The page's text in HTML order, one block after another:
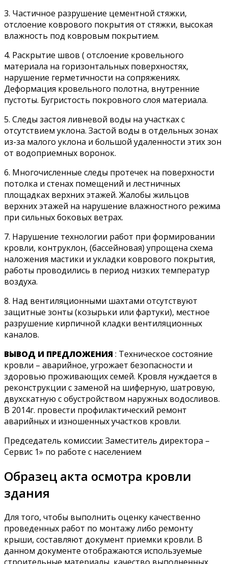
3. Частичное разрушение цементной стяжки,
отслоение коврового покрытия от стяжки, высокая
влажность под ковровым покрытием.
4. Раскрытие швов ( отслоение кровельного
материала на горизонтальных поверхностях,
нарушение герметичности на сопряжениях.
Деформация кровельного полотна, внутренние
пустоты. Бугристость покровного слоя материала.
5. Следы застоя ливневой воды на участках с
отсутствием уклона. Застой воды в отдельных зонах
из-за малого уклона и большой удаленности этих зон
от водоприемных воронок.
6. Многочисленные следы протечек на поверхности
потолка и стенах помещений и лестничных
площадках верхних этажей. Жалобы жильцов
верхних этажей на нарушение влажностного режима
при сильных боковых ветрах.
7. Нарушение технологии работ при формировании
кровли, контруклон, (бассейновая) упрощена схема
наложения мастики и укладки коврового покрытия,
работы проводились в период низких температур
воздуха.
8. Над вентиляционными шахтами отсутствуют
защитные зонты (козырьки или фартуки), местное
разрушение кирпичной кладки вентиляционных
каналов.
ВЫВОД И ПРЕДЛОЖЕНИЯ: Техническое состояние
кровли – аварийное, угрожает безопасности и
здоровью проживающих семей. Кровля нуждается в
реконструкции с заменой на шиферную, шатровую,
двухскатную с обустройством наружных водосливов.
В 2014г. провести профилактический ремонт
аварийных и изношенных участков кровли.
Председатель комиссии: Заместитель директора –
Сервис 1» по работе с населением
Образец акта осмотра кровли
здания
Для того, чтобы выполнить оценку качественно
проведенных работ по монтажу либо ремонту
крыши, составляют документ приемки кровли. В
данном документе отображаются используемые
строительные материалы, качество выполненных